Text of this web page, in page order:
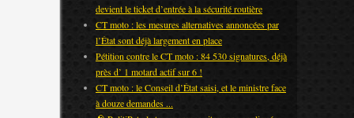
devient le ticket d’entrée à la sécurité routière
CT moto : les mesures alternatives annoncées par
l’État sont déjà largement en place
Pétition contre le CT moto : 84 530 signatures, déjà
près d’ 1 motard actif sur 6 !
CT moto : le Conseil d’État saisi, et le ministre face
à douze demandes ...